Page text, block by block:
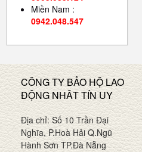
Miền Nam :
0942.048.547
CÔNG TY BẢO HỘ LAO
ĐỘNG NHÂT TÍN UY
Địa chỉ: Số 10 Trần Đại
Nghĩa, P.Hoà Hải Q.Ngũ
Hành Sơn TP.Đà Nẵng